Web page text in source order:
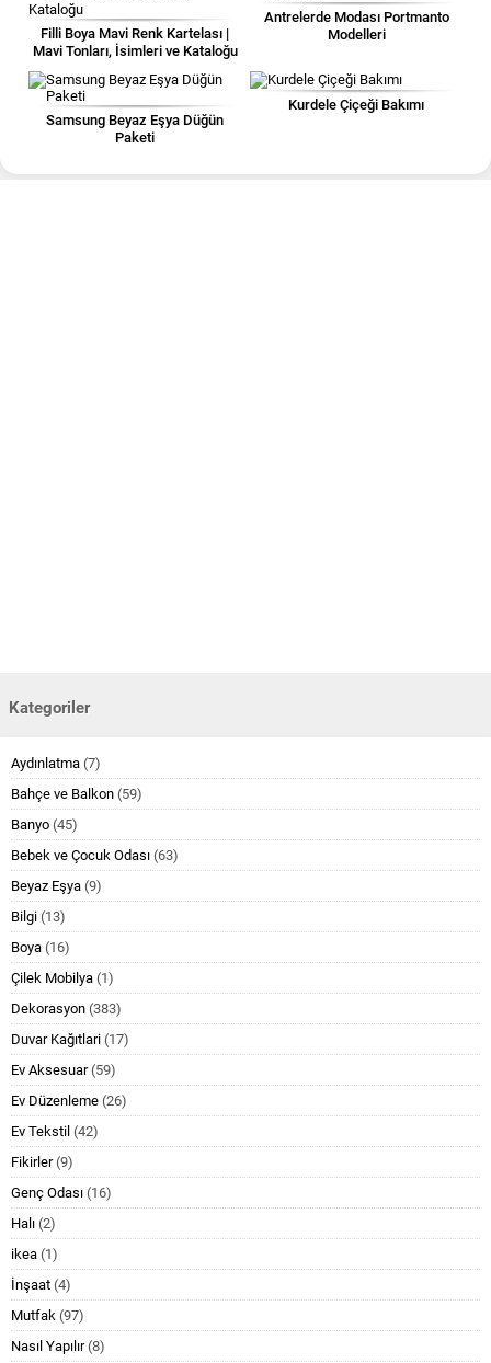
Filli Boya Mavi Renk Kartelası |
Mavi Tonları, İsimleri ve Kataloğu
Antrelerde Modası Portmanto
Modelleri
Samsung Beyaz Eşya Düğün
Paketi
Kurdele Çiçeği Bakımı
Kategoriler
Aydınlatma (7)
Bahçe ve Balkon (59)
Banyo (45)
Bebek ve Çocuk Odası (63)
Beyaz Eşya (9)
Bilgi (13)
Boya (16)
Çilek Mobilya (1)
Dekorasyon (383)
Duvar Kağıtlari (17)
Ev Aksesuar(59)
Ev Düzenleme (26)
Ev Tekstil (42)
Fikirler(9)
Genç Odası (16)
Halı (2)
ikea (1)
İnşaat (4)
Mutfak (97)
Nasıl Yapılır(8)